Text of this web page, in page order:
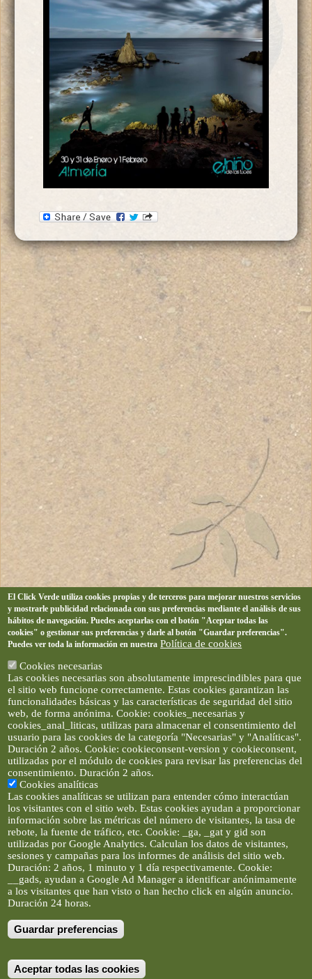
Artículos e imágenes son propiedad de elclickverde ©. No se
permite la difusión de los textos ni imágenes sin permiso de
contenido de este portal. (Ver
El Click Verde utiliza cookies propias y de terceros para mejorar nuestros servicios
y mostrarle publicidad relacionada con sus preferencias mediante el análisis de sus
hábitos de navegación. Puedes aceptarlas con el botón "Aceptar todas las
cookies" o gestionar sus preferencias y darle al botón "Guardar preferencias".
Puedes ver toda la información en nuestra Política de cookies
Cookies necesarias
Las cookies necesarias son absolutamente imprescindibles para que
el sitio web funcione correctamente. Estas cookies garantizan las
funcionalidades básicas y las características de seguridad del sitio
web, de forma anónima. Cookie: cookies_necesarias y
cookies_anal_liticas, utilizas para almacenar el consentimiento del
usuario para las cookies de la categoría "Necesarias" y "Analíticas".
Duración 2 años. Cookie: cookieconsent-version y cookieconsent,
utilizadas por el módulo de cookies para revisar las preferencias del
consentimiento. Duración 2 años.
Cookies analíticas
Las cookies analíticas se utilizan para entender cómo interactúan
los visitantes con el sitio web. Estas cookies ayudan a proporcionar
información sobre las métricas del número de visitantes, la tasa de
rebote, la fuente de tráfico, etc. Cookie: _ga, _gat y gid son
utilizadas por Google Analytics. Calculan los datos de visitantes,
sesiones y campañas para los informes de análisis del sitio web.
Duración: 2 años, 1 minuto y 1 día respectivamente. Cookie:
__gads, ayudan a Google Ad Manager a identificar anónimamente
a los visitantes que han visto o han hecho click en algún anuncio.
Duración 24 horas.
Guardar preferencias
Aceptar todas las cookies